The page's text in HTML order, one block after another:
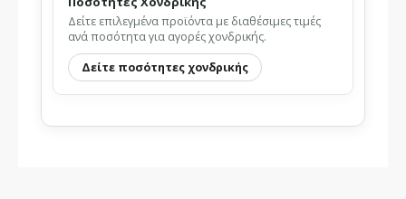
Δείτε επιλεγμένα προϊόντα με διαθέσιμες τιμές
ανά ποσότητα για αγορές χονδρικής.
Δείτε ποσότητες χονδρικής